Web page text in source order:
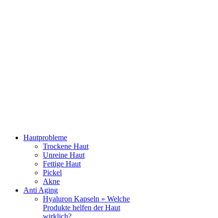
Hautprobleme
Trockene Haut
Unreine Haut
Fettige Haut
Pickel
Akne
Anti Aging
Hyaluron Kapseln » Welche
Produkte helfen der Haut